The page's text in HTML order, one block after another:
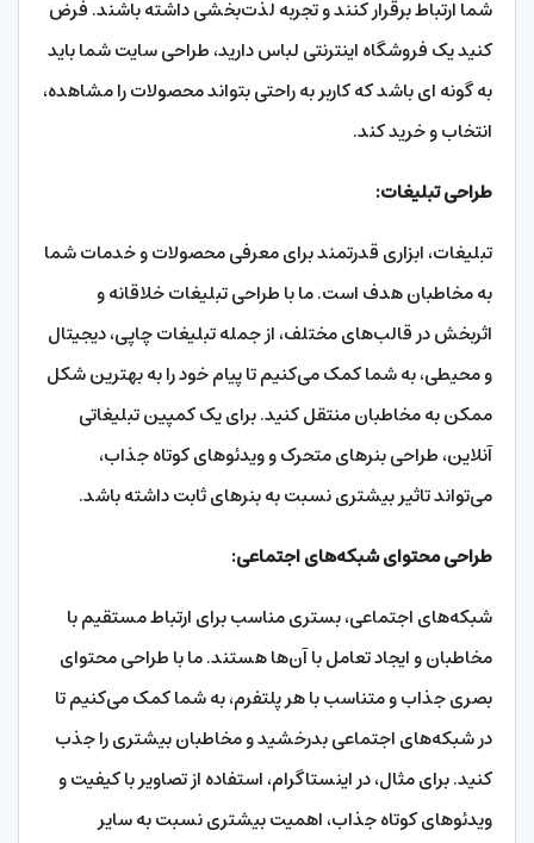
شما ارتباط برقرار کنند و تجربه لذت‌بخشی داشته باشند. فرض
کنید یک فروشگاه اینترنتی لباس دارید، طراحی سایت شما باید
به گونه ای باشد که کاربر به راحتی بتواند محصولات را مشاهده،
انتخاب و خرید کند.
طراحی تبلیغات:
تبلیغات، ابزاری قدرتمند برای معرفی محصولات و خدمات شما
به مخاطبان هدف است. ما با طراحی تبلیغات خلاقانه و
اثربخش در قالب‌های مختلف، از جمله تبلیغات چاپی، دیجیتال
و محیطی، به شما کمک می‌کنیم تا پیام خود را به بهترین شکل
ممکن به مخاطبان منتقل کنید. برای یک کمپین تبلیغاتی
آنلاین، طراحی بنرهای متحرک و ویدئوهای کوتاه جذاب،
می‌تواند تاثیر بیشتری نسبت به بنرهای ثابت داشته باشد.
طراحی محتوای شبکه‌های اجتماعی:
شبکه‌های اجتماعی، بستری مناسب برای ارتباط مستقیم با
مخاطبان و ایجاد تعامل با آن‌ها هستند. ما با طراحی محتوای
بصری جذاب و متناسب با هر پلتفرم، به شما کمک می‌کنیم تا
در شبکه‌های اجتماعی بدرخشید و مخاطبان بیشتری را جذب
کنید. برای مثال، در اینستاگرام، استفاده از تصاویر با کیفیت و
ویدئوهای کوتاه جذاب، اهمیت بیشتری نسبت به سایر